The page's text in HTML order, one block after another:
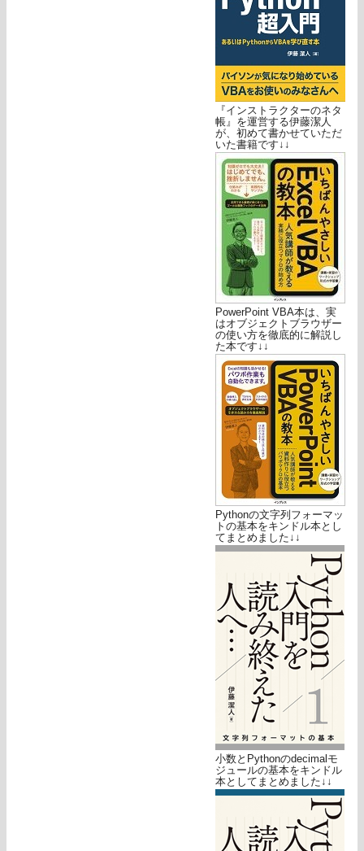
『インストラクターのネタ
帳』を運営する伊藤潔人
が、初めて書かせていただ
いた書籍です↓↓
PowerPoint VBA本は、実
はオブジェクトブラウザー
の使い方を徹底的に解説し
た本です↓↓
Pythonの文字列フォーマッ
トの基本をキンドル本とし
てまとめました↓↓
小数とPythonのdecimalモ
ジュールの基本をキンドル
本としてまとめました↓↓